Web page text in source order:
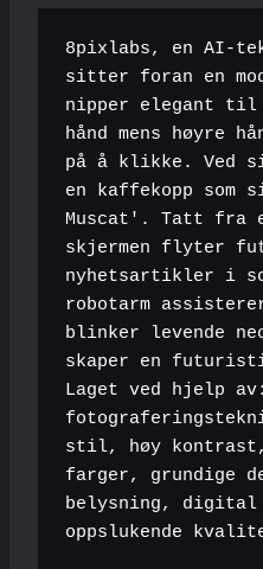
8pixlabs, en AI-
sitter foran en
nipper elegant til
hånd mens høyre
på å klikke. Ved
en kaffekopp som
Muscat'. Tatt fra
skjermen flyter
nyhetsartikler i
robotarm
blinker levende
skaper en
Laget ved hjelp
stil, høy
farger, grundige
belysning, digital
oppslukende